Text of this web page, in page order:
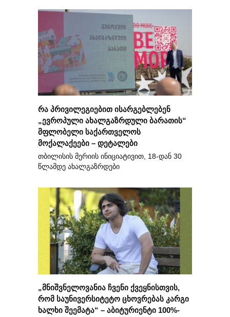
რა პრივილეგიებით ისარგებლებენ
„ევროპული ახალგაზრდული ბარათის“
მფლობელი საქართველოს
მოქალაქეები – დეტალები
თბილისის მერიის ინიციატივით, 18-დან 30
წლამდე ახალგაზრდები
„მნიშვნელოვანია ჩვენი ქვეყნისთვის,
რომ საუნივერსიტეტო ცხოვრებას კარგი
ხალხი შეემატა“ – აბიტურიენტი 100%-